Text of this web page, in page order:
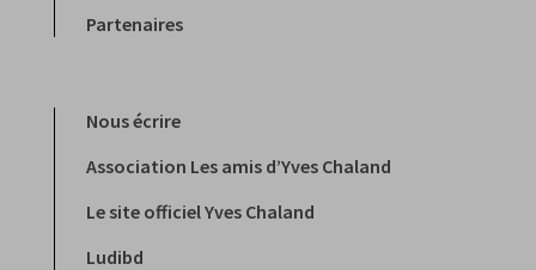
Partenaires
Nous écrire
Association Les amis d’Yves Chaland
Le site officiel Yves Chaland
Ludibd